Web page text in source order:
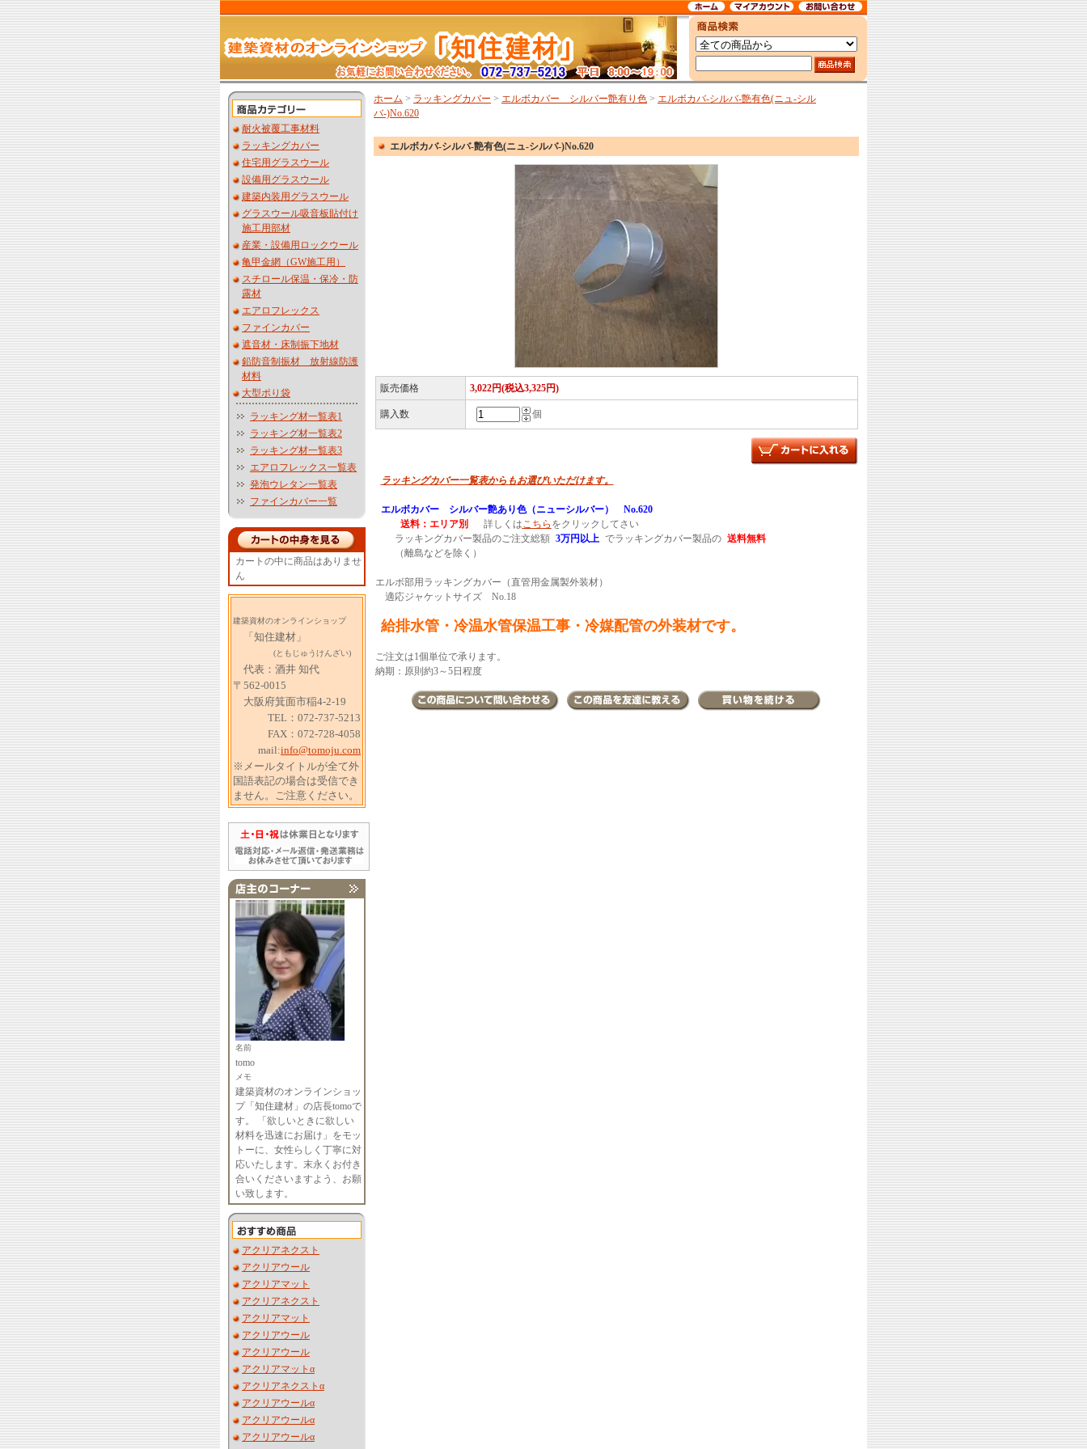
耐火被覆工事材料
ラッキングカバー
住宅用グラスウール
設備用グラスウール
建築内装用グラスウール
グラスウール吸音板貼付け
施工用部材
産業・設備用ロックウール
亀甲金網（GW施工用）
スチロール保温・保冷・防
露材
エアロフレックス
ファインカバー
遮音材・床制振下地材
鉛防音制振材 放射線防護
材料
大型ポり袋
ラッキング材一覧表1
ラッキング材一覧表2
ラッキング材一覧表3
エアロフレックス一覧表
発泡ウレタン一覧表
ファインカバー一覧
カートの中に商品はありませ
ん
建築資材のオンラインショップ
「知住建材」
(ともじゅうけんざい)
代表：酒井 知代
〒562-0015
大阪府箕面市稲4-2-19
TEL：072-737-5213
FAX：072-728-4058
mail:info@tomoju.com
※メールタイトルが全て外
国語表記の場合は受信でき
ません。ご注意ください。
名前
tomo
メモ
建築資材のオンラインショッ
プ「知住建材」の店長tomoで
す。 「欲しいときに欲しい
材料を迅速にお届け」をモッ
トーに、女性らしく丁寧に対
応いたします。末永くお付き
合いくださいますよう、お願
い致します。
アクリアネクスト
アクリアウール
アクリアマット
アクリアネクスト
アクリアマット
アクリアウール
アクリアウール
アクリアマットα
アクリアネクストα
アクリアウールα
アクリアウールα
アクリアウールα
ホーム > ラッキングカバー > エルボカバー シルバー艶有り色 > エルボカバ-シルバ-艶有色(ニュ-シル
バ-)No.620
エルボカバ-シルバ-艶有色(ニュ-シルバ-)No.620
販売価格 3,022円(税込3,325円)
購入数 個
ラッキングカバー一覧表からもお選びいただけます。
エルボカバー シルバー艶あり色（ニューシルバー） No.620
送料：エリア別
詳しくはこちら をクリックしてさい
ラッキングカバー製品のご注文総額 3万円以上 でラッキングカバー製品の 送料無料
（離島などを除く）
エルボ部用ラッキングカバー（直管用金属製外装材）
適応ジャケットサイズ No.18
給排水管・冷温水管保温工事・冷媒配管の外装材です。
ご注文は1個単位で承ります。
納期：原則約3～5日程度